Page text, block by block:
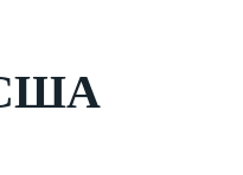
США